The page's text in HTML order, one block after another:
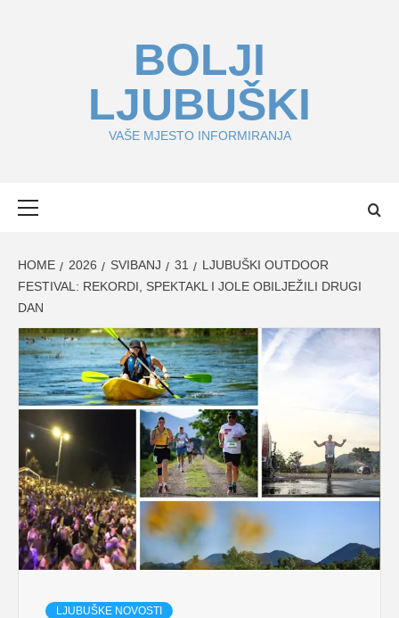
BOLJI
LJUBUŠKI
VAŠE MJESTO INFORMIRANJA
HOME 2026 SVIBANJ 31
LJUBUŠKI OUTDOOR
FESTIVAL: REKORDI, SPEKTAKL I JOLE OBILJEŽILI DRUGI
DAN
LJUBUŠKE NOVOSTI